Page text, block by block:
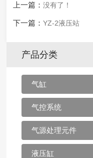
上一篇：没有了！
下一篇：YZ-2液压站
产品分类
气缸
气控系统
气源处理元件
液压缸